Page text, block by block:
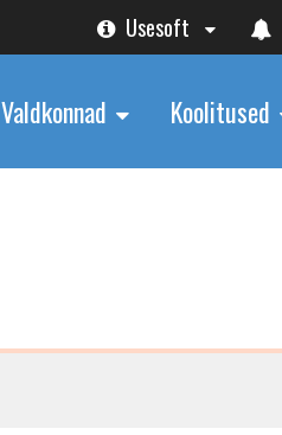
Usesoft
Valdkonnad Koolitused